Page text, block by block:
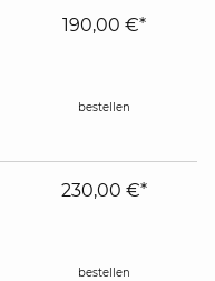
190,00 €*
bestellen
230,00 €*
bestellen